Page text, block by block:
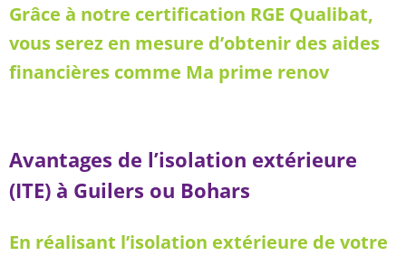
Grâce à notre certification RGE Qualibat,
vous serez en mesure d’obtenir des aides
financières comme Ma prime renov
Avantages de l’isolation extérieure
(ITE) à Guilers ou Bohars
En réalisant l’isolation extérieure de votre